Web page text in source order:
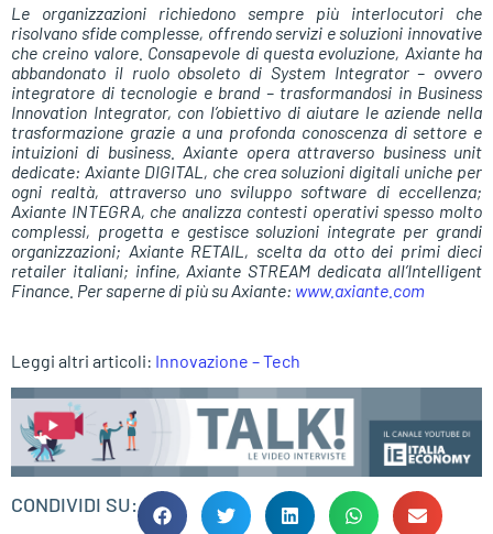
Le organizzazioni richiedono sempre più interlocutori che
risolvano sfide complesse, offrendo servizi e soluzioni innovative
che creino valore. Consapevole di questa evoluzione, Axiante ha
abbandonato il ruolo obsoleto di System Integrator – ovvero
integratore di tecnologie e brand – trasformandosi in Business
Innovation Integrator, con l’obiettivo di aiutare le aziende nella
trasformazione grazie a una profonda conoscenza di settore e
intuizioni di business. Axiante opera attraverso business unit
dedicate: Axiante DIGITAL, che crea soluzioni digitali uniche per
ogni realtà, attraverso uno sviluppo software di eccellenza;
Axiante INTEGRA, che analizza contesti operativi spesso molto
complessi, progetta e gestisce soluzioni integrate per grandi
organizzazioni; Axiante RETAIL, scelta da otto dei primi dieci
retailer italiani; infine, Axiante STREAM dedicata all’Intelligent
Finance. Per saperne di più su Axiante: www.axiante.com
Leggi altri articoli: Innovazione – Tech
CONDIVIDI SU: